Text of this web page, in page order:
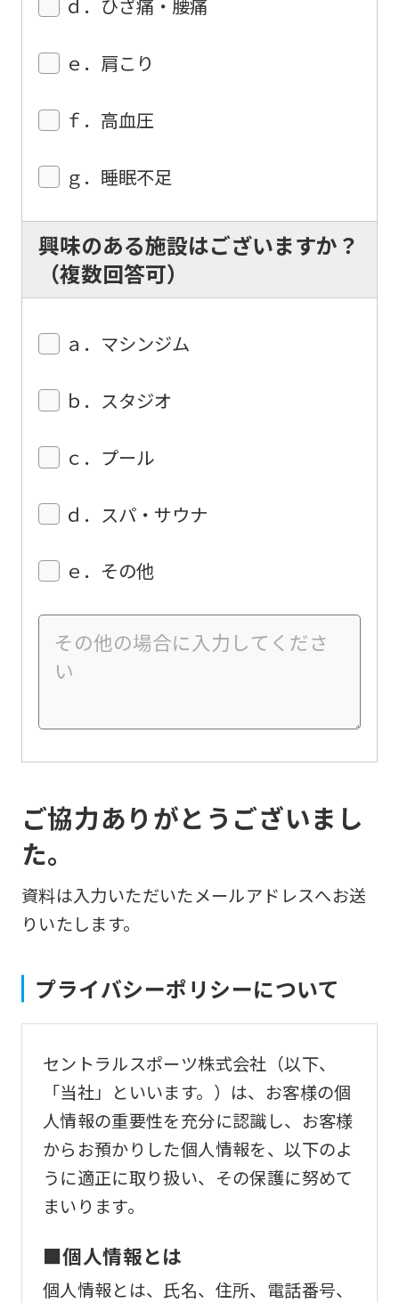
ｄ．ひざ痛・腰痛
ｅ．肩こり
ｆ．高血圧
ｇ．睡眠不足
興味のある施設はございますか？
（複数回答可）
ａ．マシンジム
ｂ．スタジオ
ｃ．プール
ｄ．スパ・サウナ
ｅ．その他
ご協力ありがとうございまし
た。
資料は入力いただいたメールアドレスへお送
りいたします。
プライバシーポリシーについて
セントラルスポーツ株式会社（以下、
「当社」といいます。）は、お客様の個
人情報の重要性を充分に認識し、お客様
からお預かりした個人情報を、以下のよ
うに適正に取り扱い、その保護に努めて
まいります。
■個人情報とは
個人情報とは、氏名、住所、電話番号、